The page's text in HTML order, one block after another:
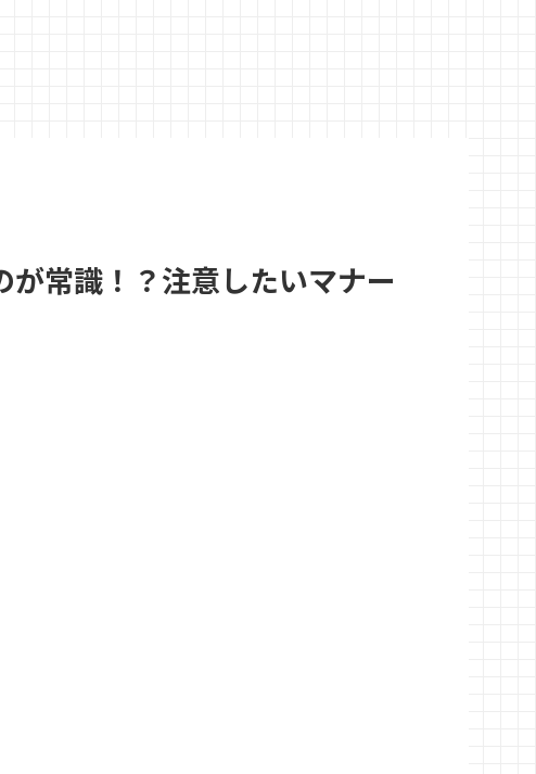
常識！？注意したいマナー